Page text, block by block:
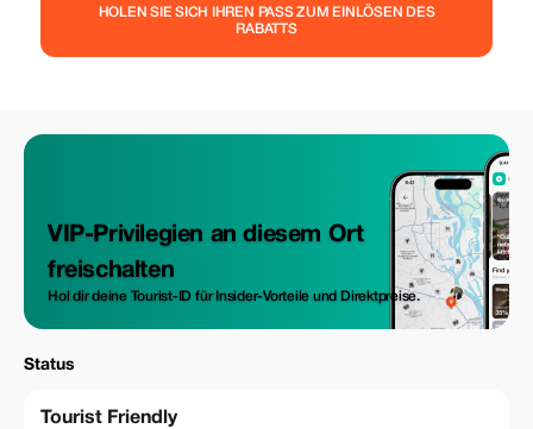
HOLEN SIE SICH IHREN PASS ZUM EINLÖSEN DES
RABATTS
VIP-Privilegien an diesem Ort
freischalten
Hol dir deine Tourist-ID für Insider-Vorteile und Direktpreise.
Status
Tourist Friendly